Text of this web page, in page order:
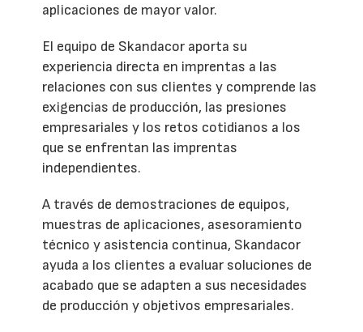
aplicaciones de mayor valor.
El equipo de Skandacor aporta su
experiencia directa en imprentas a las
relaciones con sus clientes y comprende las
exigencias de producción, las presiones
empresariales y los retos cotidianos a los
que se enfrentan las imprentas
independientes.
A través de demostraciones de equipos,
muestras de aplicaciones, asesoramiento
técnico y asistencia continua, Skandacor
ayuda a los clientes a evaluar soluciones de
acabado que se adapten a sus necesidades
de producción y objetivos empresariales.